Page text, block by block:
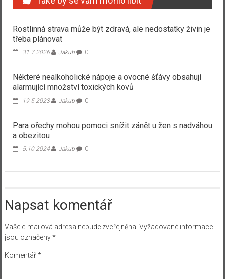
Rostlinná strava může být zdravá, ale nedostatky živin je
třeba plánovat
31.7.2026 Jakub 0
Některé nealkoholické nápoje a ovocné šťávy obsahují
alarmující množství toxických kovů
19.5.2023 Jakub 0
Para ořechy mohou pomoci snížit zánět u žen s nadváhou
a obezitou
5.10.2024 Jakub 0
Napsat komentář
Vaše e-mailová adresa nebude zveřejněna. Vyžadované informace
jsou označeny*
Komentář*